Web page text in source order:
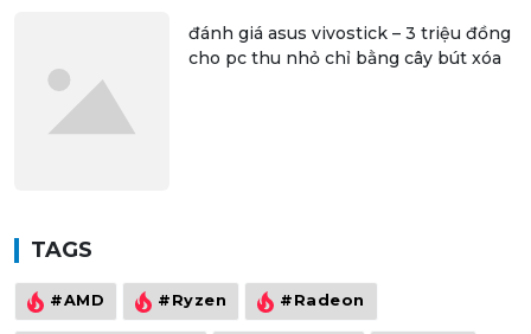
BÀI XEM GẦN ĐÂY
TAGS